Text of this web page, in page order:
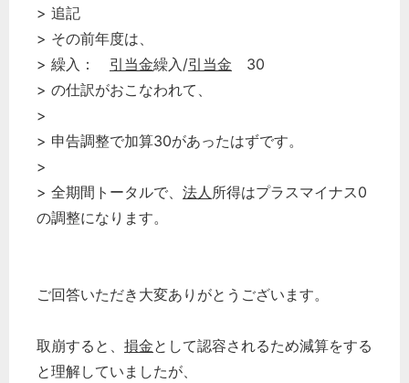
> 追記
> その前年度は、
> 繰入： 引当金繰入/引当金 30
> の仕訳がおこなわれて、
>
> 申告調整で加算30があったはずです。
>
> 全期間トータルで、 法人所得はプラスマイナス0
の調整になります。
ご回答いただき大変ありがとうございます。
取崩すると、 損金として認容されるため減算をする
と理解していましたが、